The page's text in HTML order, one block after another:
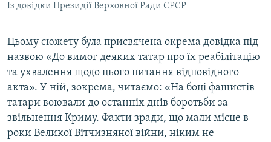
Із довідки Президії Верховної Ради СРСР
Цьому сюжету була присвячена окрема довідка під
назвою «До вимог деяких татар про їх реабілітацію
та ухвалення щодо цього питання відповідного
акта». У ній, зокрема, читаємо: «На боці фашистів
татари воювали до останніх днів боротьби за
звільнення Криму. Факти зради, що мали місце в
роки Великої Вітчизняної війни, ніким не